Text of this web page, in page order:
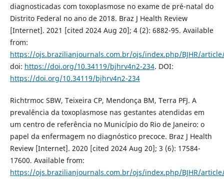
diagnosticadas com toxoplasmose no exame de pré-natal do
Distrito Federal no ano de 2018. Braz J Health Review
[Internet]. 2021 [cited 2024 Aug 20]; 4 (2): 6882-95. Available
from:
https://ojs.brazilianjournals.com.br/ojs/index.php/BJHR/
doi: https://doi.org/10.34119/bjhrv4n2-234. DOI:
https://doi.org/10.34119/bjhrv4n2-234
Richtrmoc SBW, Teixeira CP, Mendonça BM, Terra PFJ. A
prevalência da toxoplasmose nas gestantes atendidas em
um centro de referência no Município do Rio de Janeiro: o
papel da enfermagem no diagnóstico precoce. Braz J Health
Review [Internet]. 2020 [cited 2024 Aug 20]; 3 (6): 17584-
17600. Available from:
https://ojs.brazilianjournals.com.br/ojs/index.php/BJHR/